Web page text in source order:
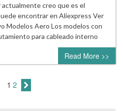
creo que es el
encontrar en Aliexpress Ver
Modelos Aero Los modelos con
para cableado interno
Read More >>
1 2